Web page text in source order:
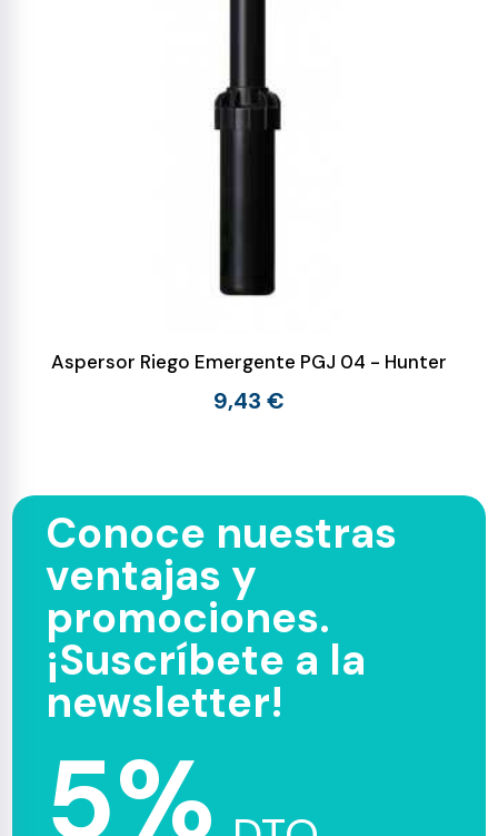
Aspersor Riego Emergente PGJ 04 - Hunter
9,43 €
Conoce nuestras
ventajas y
promociones.
¡Suscríbete a la
newsletter!
5%